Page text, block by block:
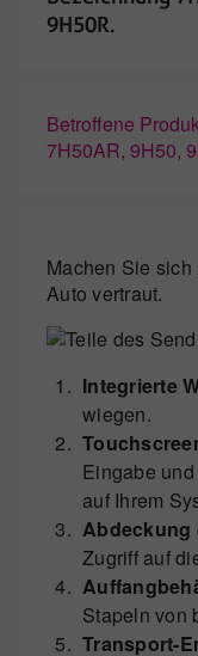
9H50R.
Betroffene
7H50AR, 9H50,
Machen Sie
Auto vertraut.
Integrierte
wiegen.
Eingabe
auf Ihrem
Abdeckung
Zugriff auf
Stapeln von
Transport-